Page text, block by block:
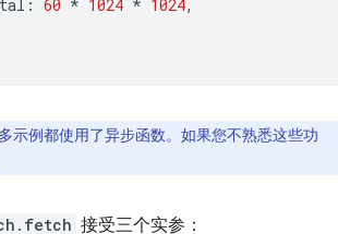
: 60 * 1024 * 1024,
示例都使用了异步函数。如果您不熟悉这些功
接受三个实参：